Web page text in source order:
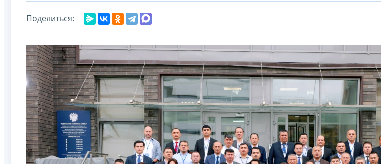
Поделиться: